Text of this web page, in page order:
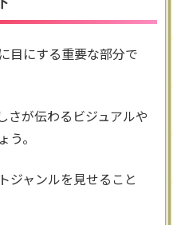
目にする重要な部分で
さが伝わるビジュアルや
。
ジャンルを見せること